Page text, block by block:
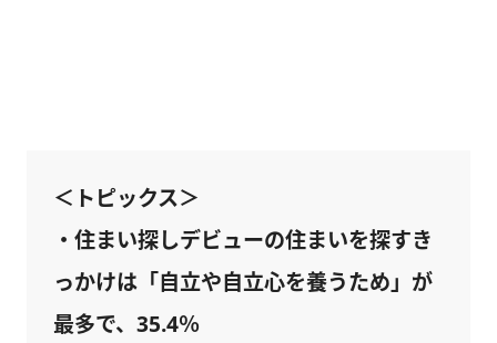
＜トピックス＞
・住まい探しデビューの住まいを探すき
っかけは「自立や自立心を養うため」が
最多で、35.4％